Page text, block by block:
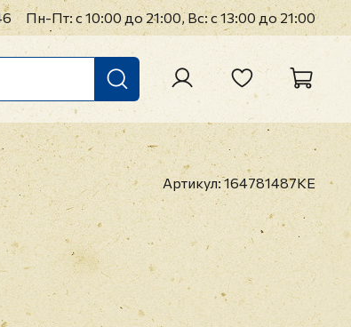
Пн-Пт: с 10:00 до 21:00, Вс: с 13:00 до 21:00
Артикул:164781487KE